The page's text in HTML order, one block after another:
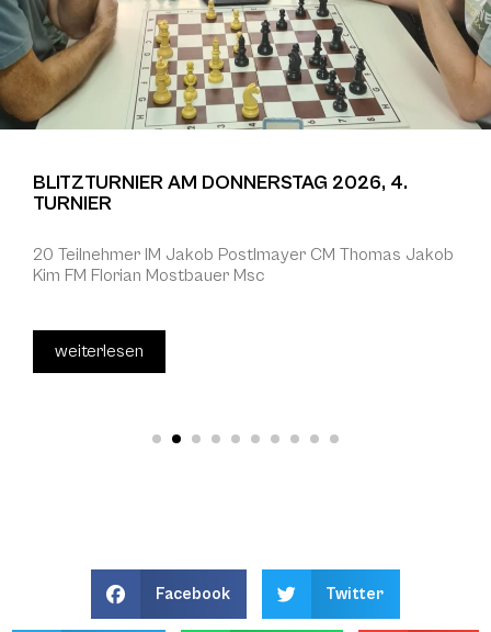
BLITZTURNIER AM DONNERSTAG 2026, 4.
TURNIER
20 Teilnehmer IM Jakob Postlmayer CM Thomas Jakob
Kim FM Florian Mostbauer Msc
weiterlesen
Facebook Twitter